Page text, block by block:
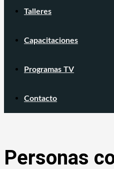
Talleres
Capacitaciones
Programas TV
Contacto
Personas